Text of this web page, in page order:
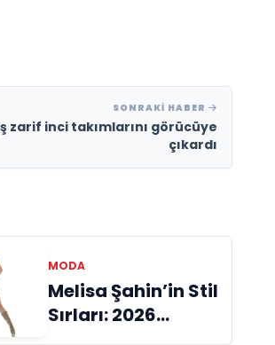
SONRAKI HABER
zarif inci takımlarını görücüye
çıkardı
MODA
Melisa Şahin’in Stil
Sırları: 2026
İlkbahar